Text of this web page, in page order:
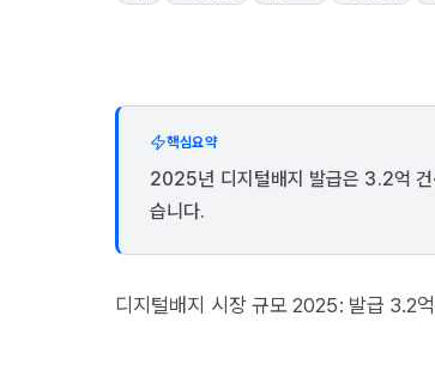
핵심요약
2025년 디지털배지 발급은 3.2억 건
습니다.
디지털배지 시장 규모 2025: 발급 3.2